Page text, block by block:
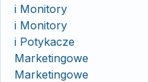
i Monitory
i Monitory
i Potykacze
Marketingowe
Marketingowe